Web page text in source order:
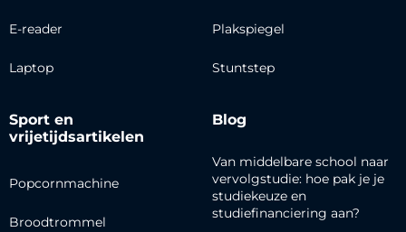
E-reader
Laptop
Plakspiegel
Stuntstep
Sport en
vrijetijdsartikelen
Popcornmachine
Broodtrommel
Blog
Van middelbare school naar
vervolgstudie: hoe pak je je
studiekeuze en
studiefinanciering aan?